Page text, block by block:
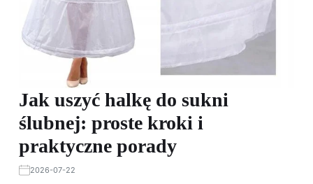
Jak uszyć halkę do sukni
ślubnej: proste kroki i
praktyczne porady
2026-07-22